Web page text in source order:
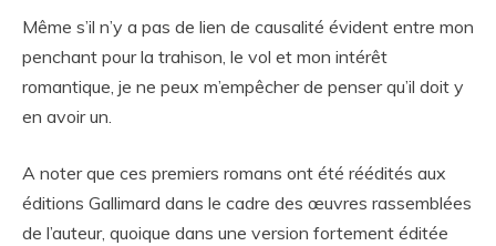
Même s’il n’y a pas de lien de causalité évident entre mon
penchant pour la trahison, le vol et mon intérêt
romantique, je ne peux m’empêcher de penser qu’il doit y
en avoir un.
A noter que ces premiers romans ont été réédités aux
éditions Gallimard dans le cadre des œuvres rassemblées
de l’auteur, quoique dans une version fortement éditée